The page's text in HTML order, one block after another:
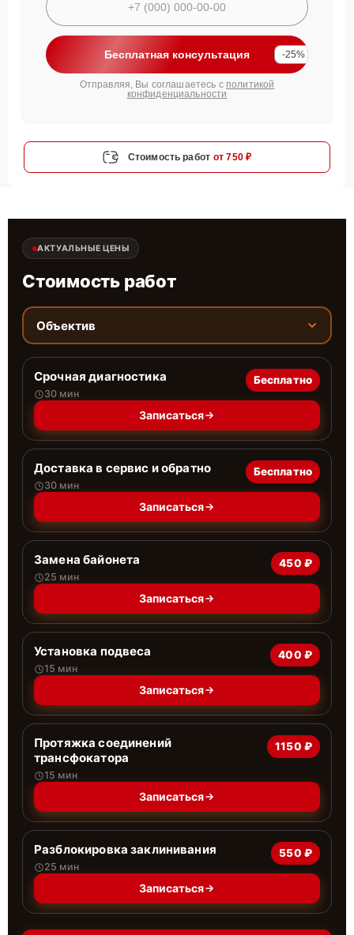
Бесплатная консультация -25%
Отправляя, Вы соглашаетесь с политикой
конфиденциальности
Стоимость работ от 750 ₽
АКТУАЛЬНЫЕ ЦЕНЫ
Стоимость работ
Объектив
Срочная диагностика
30 мин
Бесплатно
Записаться
Доставка в сервис и обратно
30 мин
Бесплатно
Записаться
Замена байонета
25 мин
450 ₽
Записаться
Установка подвеса
15 мин
400 ₽
Записаться
Протяжка соединений
трансфокатора
15 мин
1150 ₽
Записаться
Разблокировка заклинивания
25 мин
550 ₽
Записаться